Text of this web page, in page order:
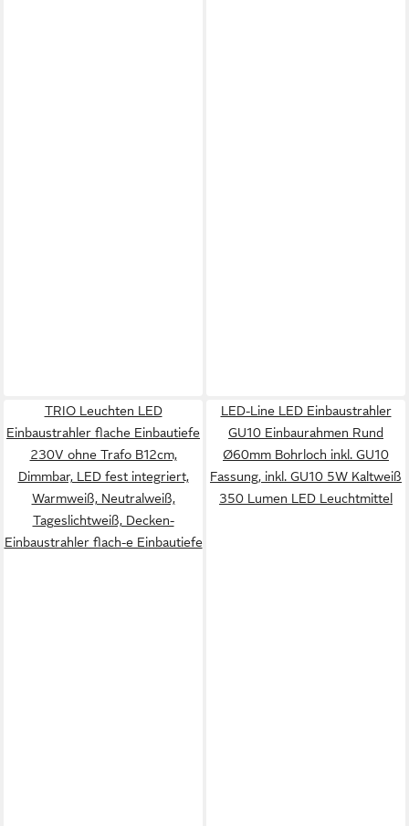
TRIO Leuchten LED
Einbaustrahler flache Einbautiefe
230V ohne Trafo B12cm,
Dimmbar, LED fest integriert,
Warmweiß, Neutralweiß,
Tageslichtweiß, Decken-
Einbaustrahler flach-e Einbautiefe
LED-Line LED Einbaustrahler
GU10 Einbaurahmen Rund
Ø60mm Bohrloch inkl. GU10
Fassung, inkl. GU10 5W Kaltweiß
350 Lumen LED Leuchtmittel